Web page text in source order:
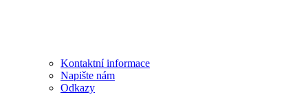
Kontaktní informace
Napište nám
Odkazy